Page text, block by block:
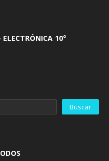
10°